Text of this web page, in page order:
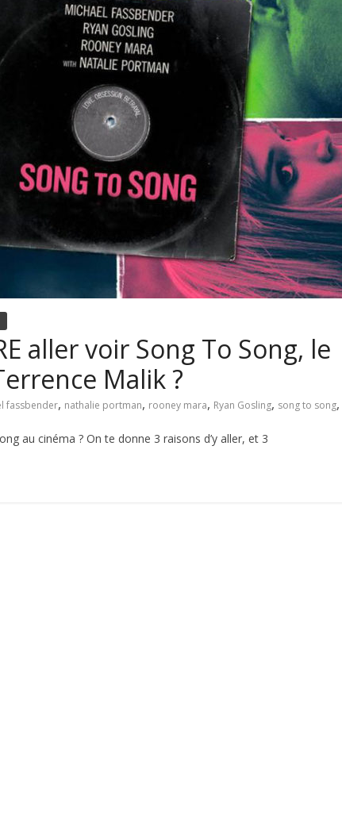
aller voir Song To Song, le
Malik ?
fassbender, nathalie portman, rooney mara, Ryan Gosling, song to song,
au cinéma ? On te donne 3 raisons d’y aller, et 3